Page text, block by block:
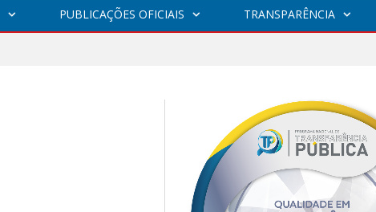
PUBLICAÇÕES OFICIAIS TRANSPARÊNCIA